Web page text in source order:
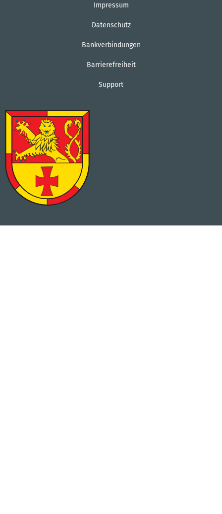
Impressum
Datenschutz
Bankverbindungen
Barrierefreiheit
Support